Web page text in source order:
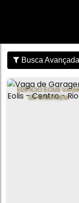
Busca Avançada
EDIFÍCIO EOLIS
DE GARAGEM